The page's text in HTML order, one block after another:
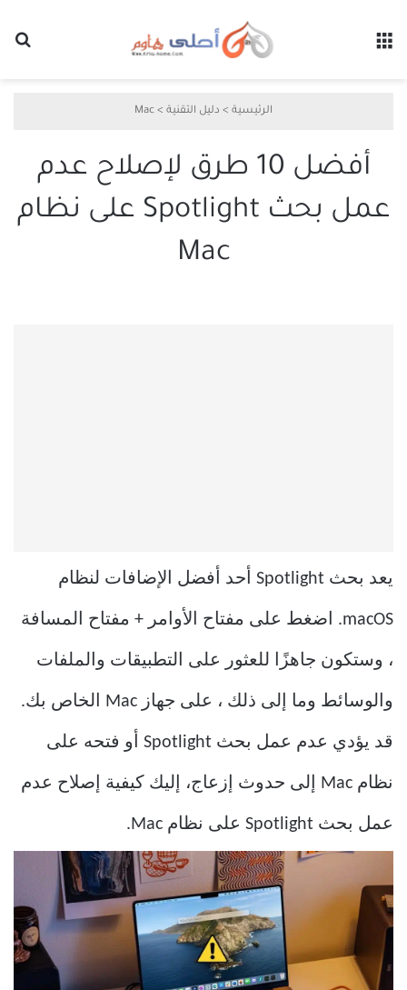
الرئيسية > دليل التقنية >
Mac
أفضل 10 طرق لإصلاح عدم
عمل بحث Spotlight على نظام
Mac
يعد بحث Spotlight أحد أفضل الإضافات لنظام
macOS. اضغط على مفتاح الأوامر + مفتاح المسافة
، وستكون جاهزًا للعثور على التطبيقات والملفات
والوسائط وما إلى ذلك ، على جهاز Mac الخاص بك.
قد يؤدي عدم عمل بحث Spotlight أو فتحه على
نظام Mac إلى حدوث إزعاج، إليك كيفية إصلاح عدم
عمل بحث Spotlight على نظام Mac.